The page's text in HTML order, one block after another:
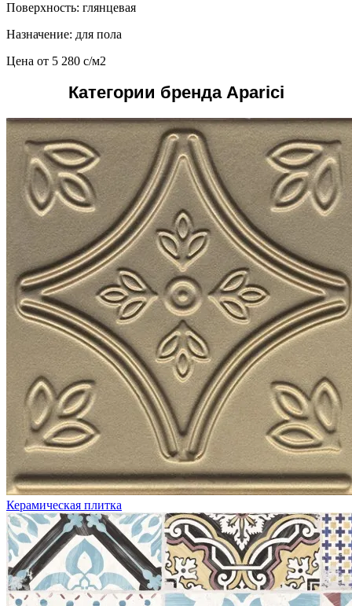
Поверхность: глянцевая
Назначение: для пола
Цена от 5 280 c/м2
Категории бренда Aparici
Керамическая плитка